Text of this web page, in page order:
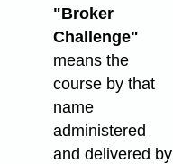
"Broker
Challenge"
means the
course by that
name
administered
and delivered by